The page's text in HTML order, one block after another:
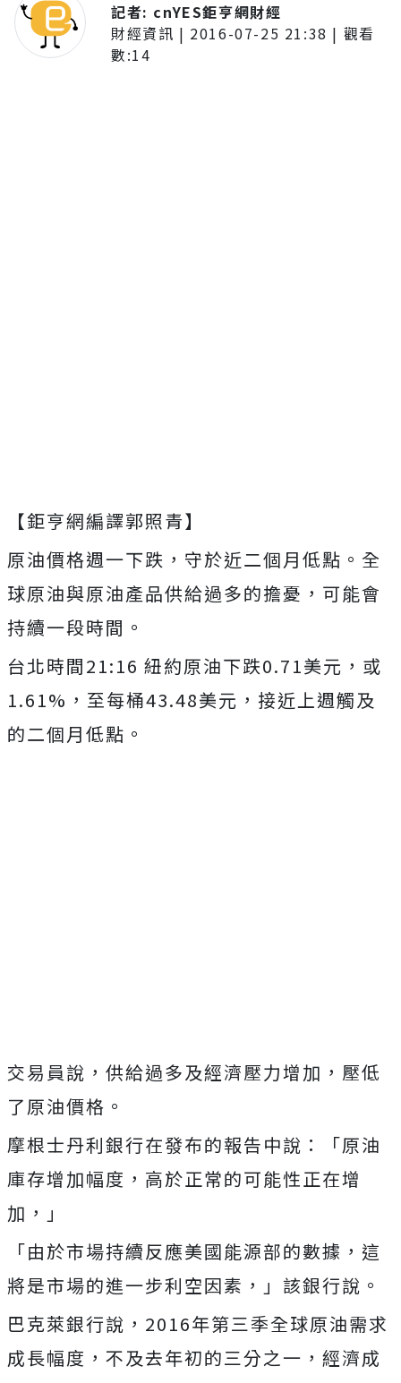
記者: cnYES鉅亨網財經
財經資訊 | 2016-07-25 21:38 | 觀看
數:14
【鉅亨網編譯郭照青】
原油價格週一下跌，守於近二個月低點。全
球原油與原油產品供給過多的擔憂，可能會
持續一段時間。
台北時間21:16 紐約原油下跌0.71美元，或
1.61%，至每桶43.48美元，接近上週觸及
的二個月低點。
交易員說，供給過多及經濟壓力增加，壓低
了原油價格。
摩根士丹利銀行在發布的報告中說：「原油
庫存增加幅度，高於正常的可能性正在增
加，」
「由於市場持續反應美國能源部的數據，這
將是市場的進一步利空因素，」該銀行說。
巴克萊銀行說，2016年第三季全球原油需求
成長幅度，不及去年初的三分之一，經濟成